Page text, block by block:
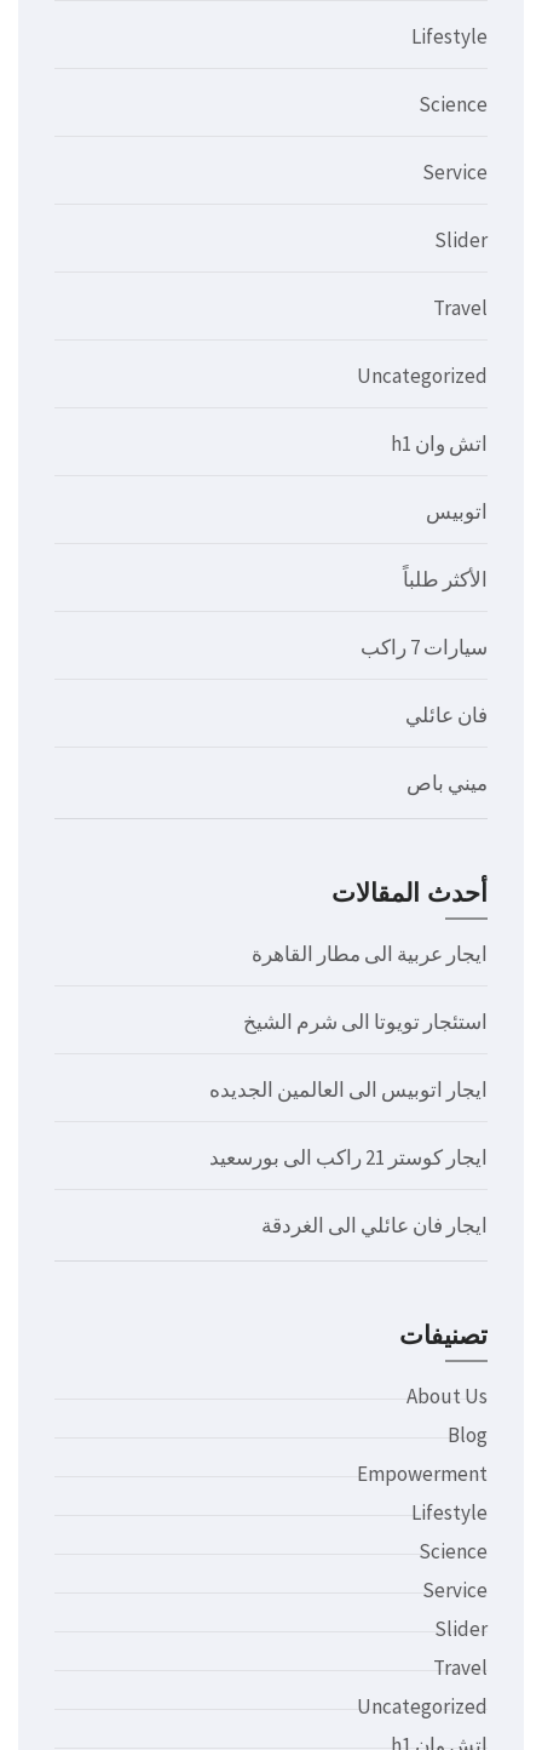
Lifestyle
Science
Service
Slider
Travel
Uncategorized
اتش وان h1
اتوبيس
الأكثر طلباً
سيارات 7 راكب
فان عائلي
ميني باص
أحدث المقالات
ايجار عربية الى مطار القاهرة
استئجار تويوتا الى شرم الشيخ
ايجار اتوبيس الى العالمين الجديده
ايجار كوستر 21 راكب الى بورسعيد
ايجار فان عائلي الى الغردقة
تصنيفات
About Us
Blog
Empowerment
Lifestyle
Science
Service
Slider
Travel
Uncategorized